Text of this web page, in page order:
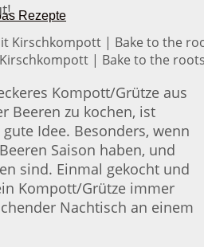
Rezepte
| Bake to the
Kompott/Grütze aus
Beeren zu kochen, ist
Idee. Besonders, wenn
Saison haben, und
sind. Einmal gekocht und
Kompott/Grütze immer
Nachtisch an einem